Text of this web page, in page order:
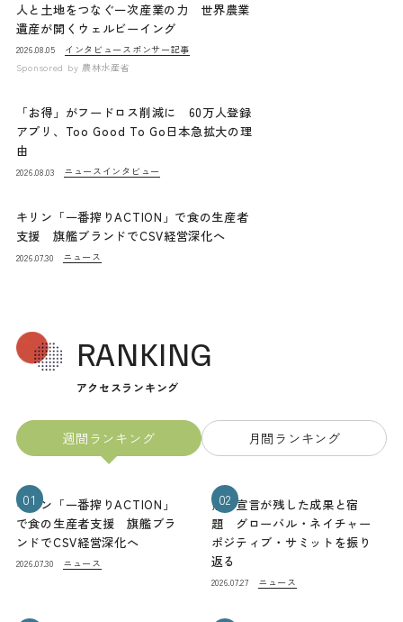
人と土地をつなぐ一次産業の力 世界農業
遺産が開くウェルビーイング
2026.08.05 インタビュー スポンサー記事
Sponsored by 農林水産省
「お得」がフードロス削減に 60万人登録
アプリ、Too Good To Go日本急拡大の理
由
2026.08.03 ニュース インタビュー
キリン「一番搾りACTION」で食の生産者
支援 旗艦ブランドでCSV経営深化へ
2026.07.30 ニュース
RANKING
アクセスランキング
週間ランキング 月間ランキング
01
キリン「一番搾りACTION」
で食の生産者支援 旗艦ブラ
ンドでCSV経営深化へ
2026.07.30 ニュース
02
熊本宣言が残した成果と宿
題 グローバル・ネイチャー
ポジティブ・サミットを振り
返る
2026.07.27 ニュース